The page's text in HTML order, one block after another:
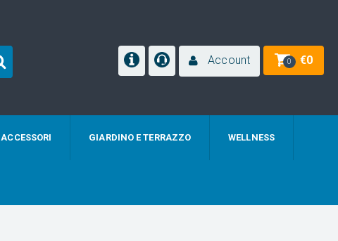
Account 0 €0
ACCESSORI GIARDINO E TERRAZZO WELLNESS